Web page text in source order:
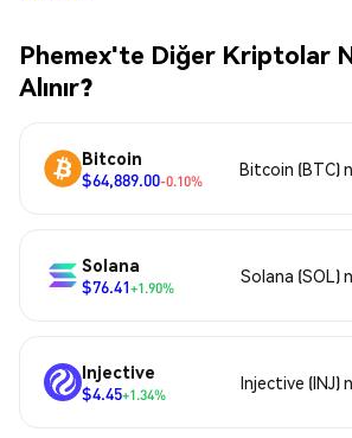
Phemex'te Diğer Kriptolar
Alınır?
Bitcoin
$64,889.00-0.10%
Bitcoin (BTC)
Solana
$76.41+1.90%
Solana (SOL)
Injective
$4.45+1.34%
Injective (INJ)